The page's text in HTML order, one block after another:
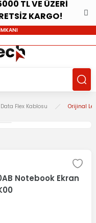
TL VE ÜZERİ
KARGO!
Flex Kablosu Orijinal
Notebook Ekran